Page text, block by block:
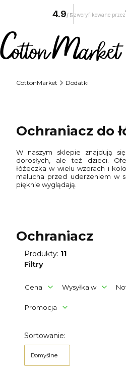
CottonMarket Dodatki
Ochraniacz do
W naszym sklepie znajdują
dorosłych, ale też dzieci.
łóżeczka w wielu wzorach i
malucha przed uderzeniem w
pięknie wyglądają.
Ochraniacz
Produkty: 11
Filtry
Cena Wysyłka w
Promocja
Lista produktów
Sortowanie:
Domyślne
4.9/ 5 zweryfikowane przez